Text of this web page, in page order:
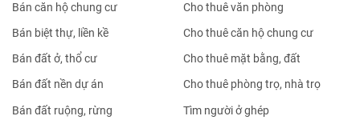
Bán căn hộ chung cư
Bán biệt thự, liền kề
Bán đất ở, thổ cư
Bán đất nền dự án
Bán đất ruộng, rừng
Cho thuê văn phòng
Cho thuê căn hộ chung cư
Cho thuê mặt bằng, đất
Cho thuê phòng trọ, nhà trọ
Tìm người ở ghép